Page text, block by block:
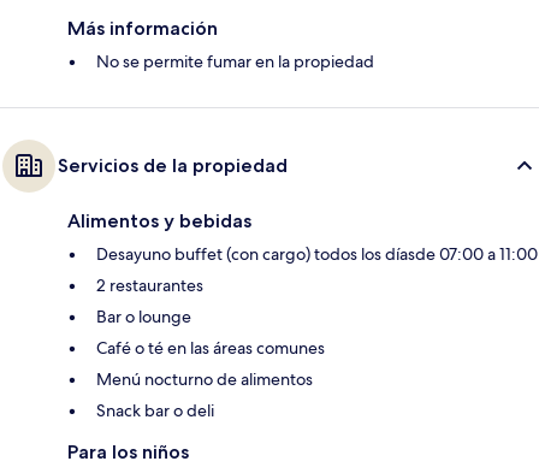
Más información
No se permite fumar en la propiedad
Servicios de la propiedad
Alimentos y bebidas
Desayuno buffet (con cargo) todos los díasde 07:00 a 11:00
2 restaurantes
Bar o lounge
Café o té en las áreas comunes
Menú nocturno de alimentos
Snack bar o deli
Para los niños